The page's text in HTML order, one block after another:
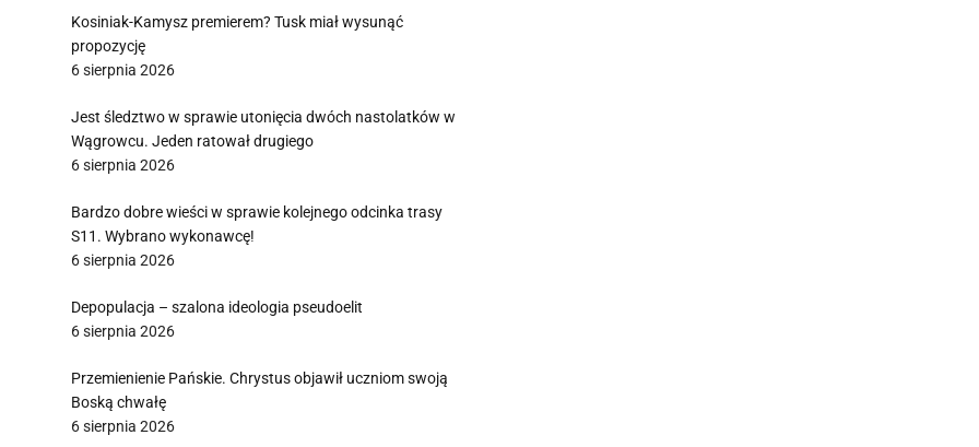
Kosiniak-Kamysz premierem? Tusk miał wysunąć
propozycję
6 sierpnia 2026
Jest śledztwo w sprawie utonięcia dwóch nastolatków w
Wągrowcu. Jeden ratował drugiego
6 sierpnia 2026
Bardzo dobre wieści w sprawie kolejnego odcinka trasy
S11. Wybrano wykonawcę!
6 sierpnia 2026
Depopulacja – szalona ideologia pseudoelit
6 sierpnia 2026
Przemienienie Pańskie. Chrystus objawił uczniom swoją
Boską chwałę
6 sierpnia 2026